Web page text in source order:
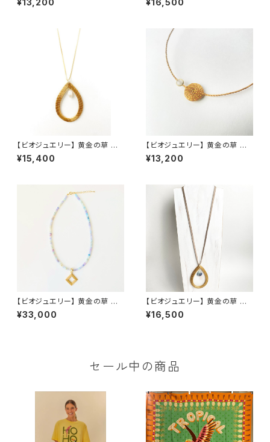
アドロップ ペリドット
¥13,200
ダブルリングトップ
¥16,500
【ビオジュエリー】 黄金の草 カッ
ピンドウラード チェーンネックレ
ス ティアドロップ L 淡水パール
¥15,400
【ビオジュエリー】 黄金の草 カッ
ピンドウラード 草紐ネックレス
ラウンドミニ レインボームーン
¥13,200
【ビオジュエリー】 黄金の草 カッ
ピンドウラード ハックマナイト
スクエア
¥33,000
【ビオジュエリー】 黄金の草 カッ
ピンドウラード スエード紐 テ
ィアドロップ アフガナイト
¥16,500
セール中の商品